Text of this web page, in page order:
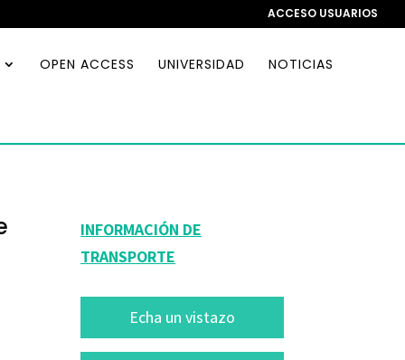
ACCESO USUARIOS
OPEN ACCESS UNIVERSIDAD NOTICIAS
INFORMACIÓN DE
TRANSPORTE
Echa un vistazo